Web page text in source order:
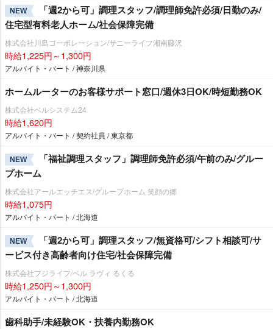
NEW
「週2から可」調理スタッフ/調理師免許必須/日勤のみ/
住宅型有料老人ホーム/社会保障完備
株式会社川島コーポレーション/サニーライフ湘南藤沢
時給1,225円～1,300円
アルバイト・パート / 神奈川県
ホームルーターのお客様サポート窓口/週休3日OK/時短勤務OK
株式会社ベルシステム24
時給1,620円
アルバイト・パート / 契約社員 / 東京都
NEW
「福祉調理スタッフ」調理師免許必須/午前のみ/グルー
プホーム
株式会社アールエッチエス/グループホーム 笑顔の郷
時給1,075円
アルバイト・パート / 北海道
NEW
「週2から可」調理スタッフ/無資格可/シフト相談可/サ
ービス付き高齢者向け住宅/社会保障完備
株式会社フジライフ/ベル ラヴィ るくる
時給1,250円～1,300円
アルバイト・パート / 北海道
歯科助手/未経験OK・扶養内勤務OK